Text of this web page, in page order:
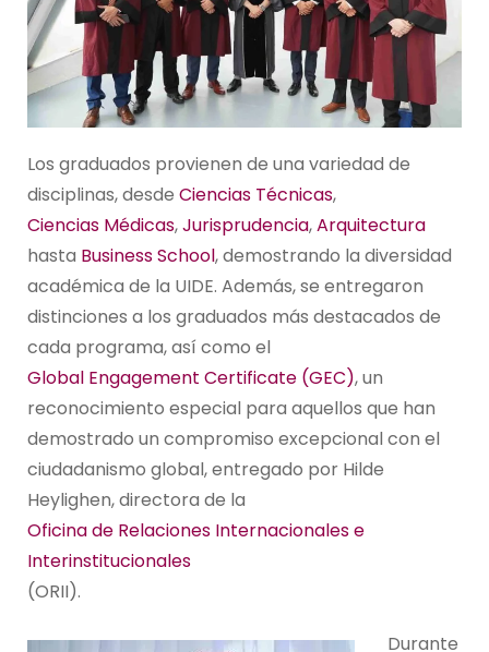
Los graduados provienen de una variedad de
disciplinas, desde Ciencias Técnicas,
Ciencias Médicas,Jurisprudencia,Arquitectura
hasta Business School, demostrando la diversidad
académica de la UIDE. Además, se entregaron
distinciones a los graduados más destacados de
cada programa, así como el
Global Engagement Certificate (GEC), un
reconocimiento especial para aquellos que han
demostrado un compromiso excepcional con el
ciudadanismo global, entregado por Hilde
Heylighen, directora de la
Oficina de Relaciones Internacionales e
Interinstitucionales
(ORII).
Durante